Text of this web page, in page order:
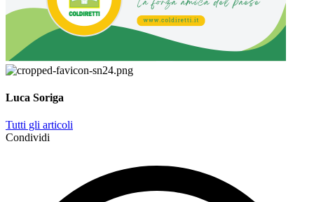
Luca Soriga
Tutti gli articoli
Condividi